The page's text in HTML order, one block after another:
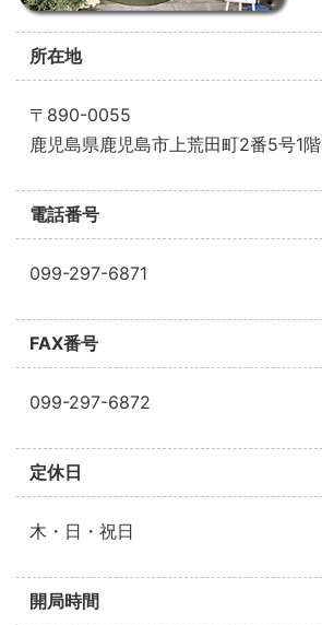
所在地
〒890-0055
鹿児島県鹿児島市上荒田町2番5号1階
電話番号
099-297-6871
FAX番号
099-297-6872
定休日
木・日・祝日
開局時間